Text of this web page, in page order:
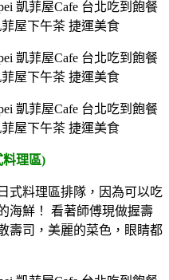
料理區)
式料理區排隊，因為可以吃
海鮮！ 看著師傅現做握壽
壽司，美麗的菜色，眼睛都